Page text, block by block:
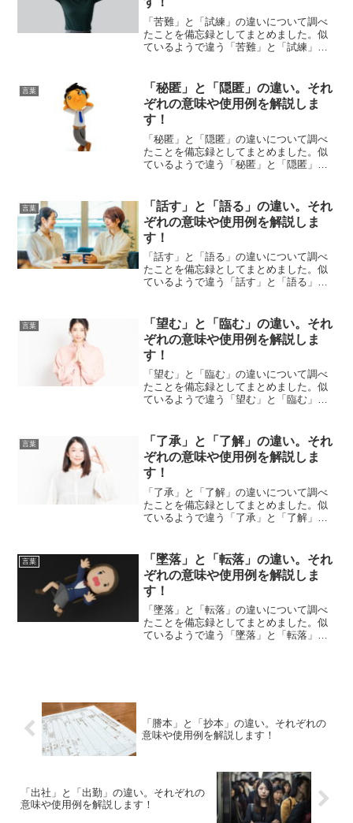
「苦難」と「試練」の違いについて調べ
たことを備忘録としてまとめました。似
ているようで違う「苦難」と「試練」の
言葉
「秘匿」と「隠匿」の違い。それ
ぞれの意味や使用例を解説しま
す！
「秘匿」と「隠匿」の違いについて調べ
たことを備忘録としてまとめました。似
ているようで違う「秘匿」と「隠匿」の
言葉
「話す」と「語る」の違い。それ
ぞれの意味や使用例を解説しま
す！
「話す」と「語る」の違いについて調べ
たことを備忘録としてまとめました。似
ているようで違う「話す」と「語る」の
言葉
「望む」と「臨む」の違い。それ
ぞれの意味や使用例を解説しま
す！
「望む」と「臨む」の違いについて調べ
たことを備忘録としてまとめました。似
ているようで違う「望む」と「臨む」の
言葉
「了承」と「了解」の違い。それ
ぞれの意味や使用例を解説しま
す！
「了承」と「了解」の違いについて調べ
たことを備忘録としてまとめました。似
ているようで違う「了承」と「了解」の
言葉
「墜落」と「転落」の違い。それ
ぞれの意味や使用例を解説しま
す！
「墜落」と「転落」の違いについて調べ
たことを備忘録としてまとめました。似
ているようで違う「墜落」と「転落」の
「謄本」と「抄本」の違い。それぞれの
意味や使用例を解説します！
「出社」と「出勤」の違い。それぞれの
意味や使用例を解説します！